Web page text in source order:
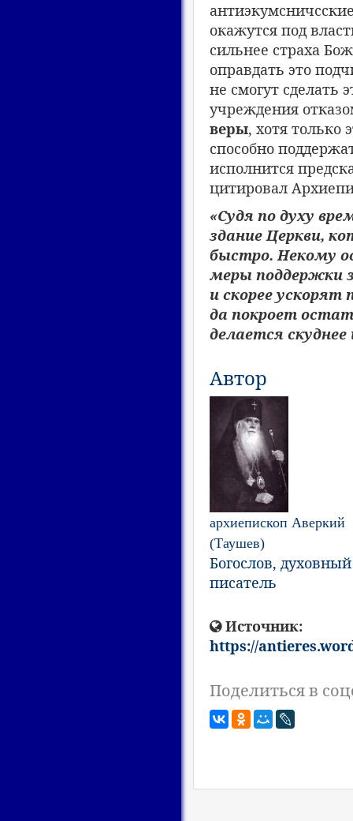
окажутся под
сильнее страха
оправдать это
не смогут сделать
учреждения
веры, хотя только
способно
исполнится
цитировал
«Судя по духу
здание Церкви,
быстро. Некому
меры поддержки
и скорее
да покроет
делается скуднее
Автор
архиепископ Аверкий
(Таушев)
Богослов, духовный
писатель
Источник:
https://
Поделиться в